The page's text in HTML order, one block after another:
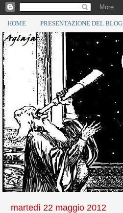
HOME PRESENTAZIONE DEL BLOG
martedì 22 maggio 2012